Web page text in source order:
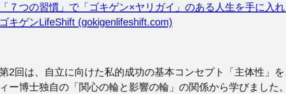
「７つの習慣」で「ゴキゲン×ヤリガイ」のある人生を手に入
ゴキゲンLifeShift (gokigenlifeshift.com)
2回は、自立に向けた私的成功の基本コンセプト「主体性」
ィー博士独自の「関心の輪と影響の輪」の関係から学びました。